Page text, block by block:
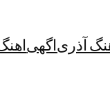
آذریاگهی